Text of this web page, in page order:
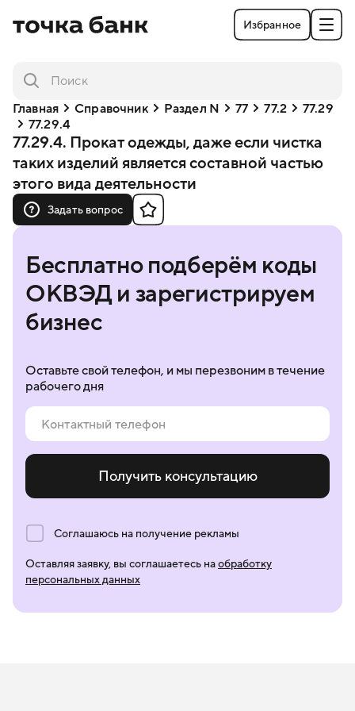
Избранное
Главная Справочник Раздел N 77 77.2
77.29
77.29.4
77.29.4. Прокат одежды, даже если чистка
таких изделий является составной частью
этого вида деятельности
Задать вопрос
Бесплатно подберём коды
ОКВЭД и зарегистрируем
бизнес
Оставьте свой телефон, и мы перезвоним в течение
рабочего дня
Получить консультацию
Соглашаюсь на получение рекламы
Оставляя заявку, вы соглашаетесь наобработку
персональных данных